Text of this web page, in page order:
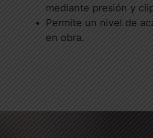
mediante presión y
Permite un nivel de
en obra.